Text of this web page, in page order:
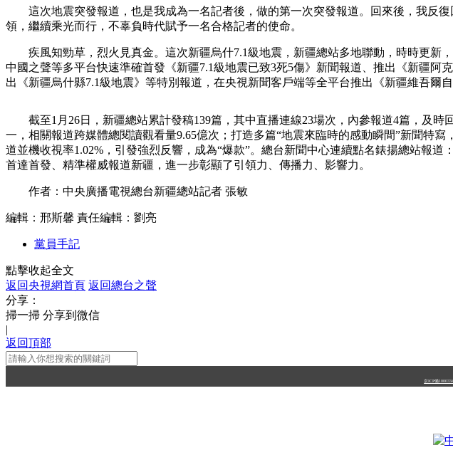
這次地震突發報道，也是我成為一名記者後，做的第一次突發報道。回來後，我反
領，繼續乘光而行，不辜負時代賦予一名合格記者的使命。
疾風知勁草，烈火見真金。這次新疆烏什7.1級地震，新疆總站多地聯動，時時更新
中國之聲等多平台快速準確首發《新疆7.1級地震已致3死5傷》新聞報道、推出《新疆
出《新疆烏什縣7.1級地震》等特別報道，在央視新聞客戶端等全平台推出《新疆維吾爾
截至1月26日，新疆總站累計發稿139篇，其中直播連線23場次，內參報道4篇，及時
一，相關報道跨媒體總閱讀觀看量9.65億次；打造多篇“地震來臨時的感動瞬間”新聞特
道並機收視率1.02%，引發強烈反響，成為“爆款”。總台新聞中心連續點名錶揚總站報
首達首發、精準權威報道新疆，進一步彰顯了引領力、傳播力、影響力。
作者：中央廣播電視總台新疆總站記者 張敏
編輯：邢斯馨 責任編輯：劉亮
黨員手記
點擊收起全文
返回央視網首頁 返回總台之聲
分享：
掃一掃 分享到微信
|
返回頂部
京ICP備